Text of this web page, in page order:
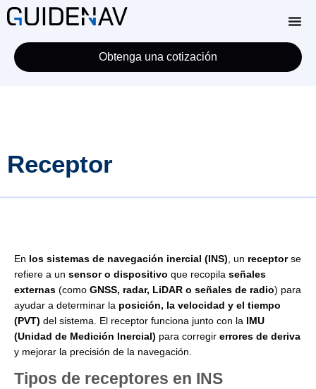
Obtenga una cotización
Receptor
En los sistemas de navegación inercial (INS) , un receptorse
refiere a un sensor o dispositivo que recopila señales
externas (como GNSS, radar, LiDAR o señales de radio) para
ayudar a determinar la posición, la velocidad y el tiempo
(PVT) del sistema. El receptor funciona junto con la IMU
(Unidad de Medición Inercial) para corregir errores de deriva
y mejorar la precisión de la navegación.
Tipos de receptores en INS